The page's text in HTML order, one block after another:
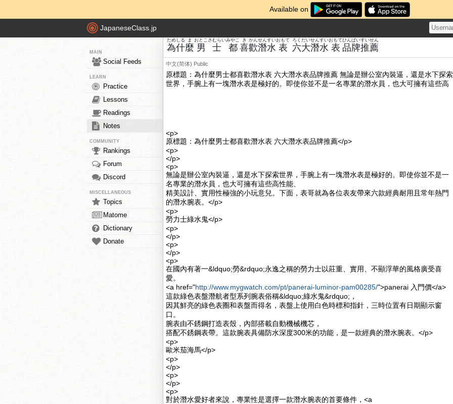
Available on
JapaneseClass.jp
MAIN
Social Feeds
LEARN
Practice
Lessons
Readings
Notes
COMMUNITY
Rankings
Forum
Discord
MISCELLANEOUS
Topics
Matome
Dictionary
Donate
為
ため
什
しる
麼
ま
男
おとこ
士
さむらい
都
みやこ
喜
き
歡
かん
潛水
せんすい
表
おもて
六
ろく
大
だい
潛水
せんすい
表
おもて
品
ひん
牌
ぱい
推薦
すいせん
中文(简体) Public
原標題：為什麼男士都喜歡潛水表 六大潛水表品牌推薦 無論是辦公室內裝逼，還是水下探索
世界，手腕上有一塊潛水表是極好的。即使你並不是一名專業的潛水員，也大可擁有這些高
<p>
原標題：為什麼男士都喜歡潛水表 六大潛水表品牌推薦</p>
<p>
</p>
<p>
無論是辦公室內裝逼，還是水下探索世界，手腕上有一塊潛水表是極好的。即使你並不是一
名專業的潛水員，也大可擁有這些高性能、
精美設計、實用性極強的小玩意兒。下面，表哥就為各位表友帶來六款經典耐用且常年熱門
的潛水腕表。</p>
<p>
勞力士綠水鬼</p>
<p>
</p>
<p>
</p>
<p>
在國內有著一&ldquo;勞&rdquo;永逸之稱的勞力士以莊重、實用、不顯浮華的風格廣受喜
愛。
<a href="http://www.mygwatch.com/pt/panerai-luminor-pam00285/">panerai 入門價</a>
這款綠色表盤潛航者型系列腕表俗稱&ldquo;綠水鬼&rdquo;，
因其鮮亮的綠色表圈和表盤而得名，表盤上使用白色時標和指針，三時位置有日期顯示窗
口。
腕表由不銹鋼打造表殼，內部搭載自動機械機芯，
搭配不銹鋼表帶。這款腕表具備防水深度300米的功能，是一款經典的潛水腕表。</p>
<p>
歐米茄海馬</p>
<p>
</p>
<p>
</p>
<p>
對於潛水愛好者來說，專業性是選擇一款潛水腕表的首要條件，<a